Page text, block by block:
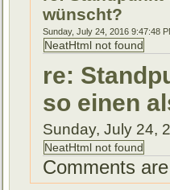
wünscht?
Sunday, July 24, 2016 9:47:48
NeatHtml not found
re:
so einen
Sunday, July 24,
NeatHtml not found
Comments